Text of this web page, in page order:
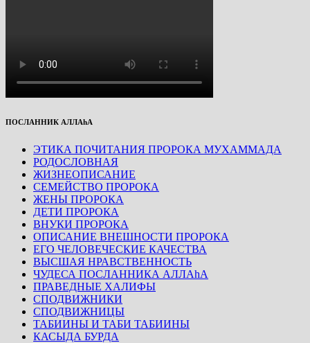
ПОСЛАННИК АЛЛАhА
ЭТИКА ПОЧИТАНИЯ ПРОРОКА МУХАММАДА
РОДОСЛОВНАЯ
ЖИЗНЕОПИСАНИЕ
СЕМЕЙСТВО ПРОРОКА
ЖЕНЫ ПРОРОКА
ДЕТИ ПРОРОКА
ВНУКИ ПРОРОКА
ОПИСАНИЕ ВНЕШНОСТИ ПРОРОКА
ЕГО ЧЕЛОВЕЧЕСКИЕ КАЧЕСТВА
ВЫСШАЯ НРАВСТВЕННОСТЬ
ЧУДЕСА ПОСЛАННИКА АЛЛАhА
ПРАВЕДНЫЕ ХАЛИФЫ
СПОДВИЖНИКИ
СПОДВИЖНИЦЫ
ТАБИИНЫ И ТАБИ ТАБИИНЫ
КАСЫДА БУРДА